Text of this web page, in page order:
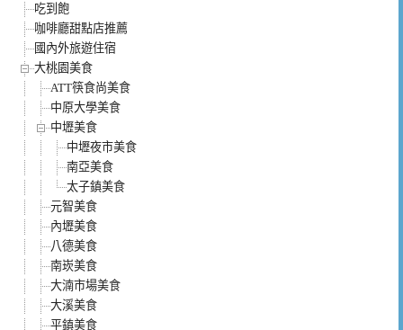
吃到飽
咖啡廳甜點店推薦
國內外旅遊住宿
大桃園美食
ATT筷食尚美食
中原大學美食
中壢美食
中壢夜市美食
南亞美食
太子鎮美食
元智美食
內壢美食
八德美食
南崁美食
大湳市場美食
大溪美食
平鎮美食